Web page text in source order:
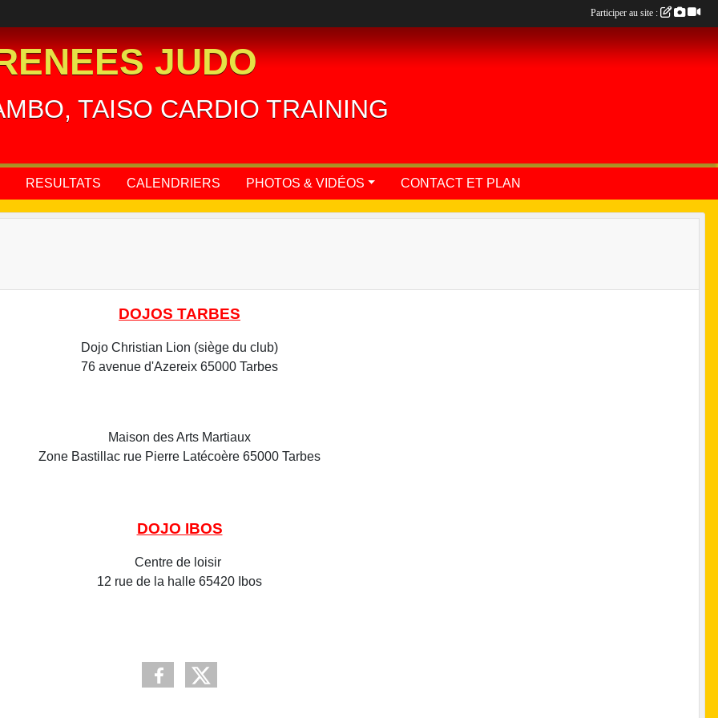
JUDO
TAISO CARDIO TRAINING
RESULTATS CALENDRIERS PHOTOS & VIDÉOS CONTACT ET PLAN
DOJOS TARBES
Dojo Christian Lion (siège du club)
76 avenue d'Azereix 65000 Tarbes
Maison des Arts Martiaux
Zone Bastillac rue Pierre Latécoère 65000 Tarbes
DOJO IBOS
Centre de loisir
12 rue de la halle 65420 Ibos
Participer au site :